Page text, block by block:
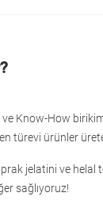
ve Know-How
türevi ürünler
jelatini ve helal
sağlıyoruz!